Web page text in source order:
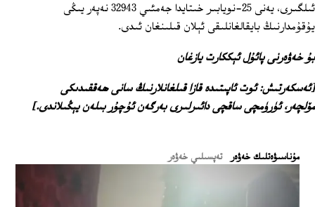
ئىلگىرى، يەنى 25-نويابىر خىتايدا جەمئىي 32943 نەپەر يىڭى
يۇقۇمدارنىڭ بايقالغانلىقى ئېلان قىلىنغان ئىدى.
بۇ خەۋەرنى پائۇل ئېككارت يازغان
[ئەسكەرتىش: ئوت ئاپىتىدە قازا قىلغانلارنىڭ سانى ھەققىدىكى
مۆلچەر، ئۈرۈمچى ساقچى دائىرلىرى بەرگەن ئۇچۇر بىلەن يېڭىلاندى.]
ﻣﯘﻧﺎﺳﯩﯟﻩﺗﻠﯩﻚ ﺧﻪﯞﻩﺭ تەپسىلىي خەۋەر